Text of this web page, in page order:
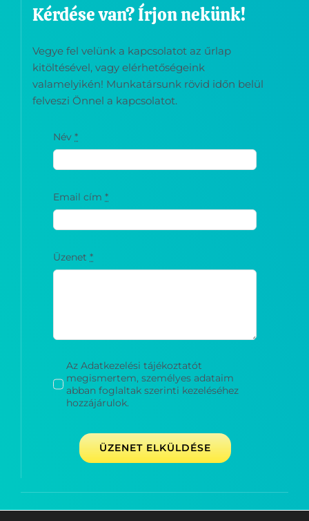
Kérdése van? Írjon nekünk!
Vegye fel velünk a kapcsolatot az űrlap
kitöltésével, vagy elérhetőségeink
valamelyikén! Munkatársunk rövid időn belül
felveszi Önnel a kapcsolatot.
Név*
Email cím*
Üzenet*
Az Adatkezelési tájékoztatót
megismertem, személyes adataim
abban foglaltak szerinti kezeléséhez
hozzájárulok.
ÜZENET ELKÜLDÉSE